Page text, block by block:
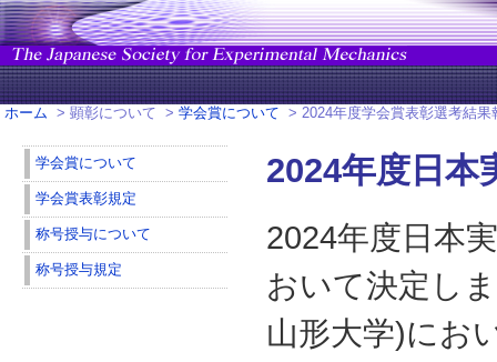
ホーム > 顕彰について > 学会賞について > 2024年度学会賞表彰選考結果
学会賞について
学会賞表彰規定
称号授与について
称号授与規定
2024年度日
2024年度日本
おいて決定し
山形大学)にお